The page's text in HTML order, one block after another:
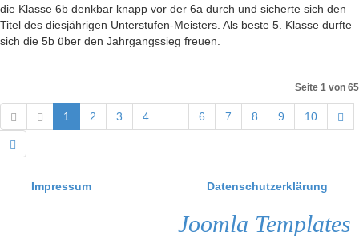
die Klasse 6b denkbar knapp vor der 6a durch und sicherte sich den
Titel des diesjährigen Unterstufen-Meisters. Als beste 5. Klasse durfte
sich die 5b über den Jahrgangssieg freuen.
Seite 1 von 65
1 2 3 4 6 7 8 9 10
Impressum Datenschutzerklärung
Joomla Templates